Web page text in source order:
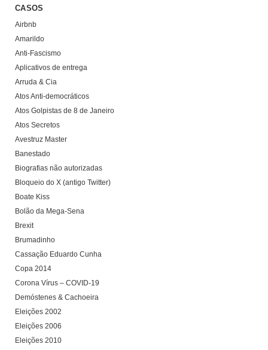
CASOS
Airbnb
Amarildo
Anti-Fascismo
Aplicativos de entrega
Arruda & Cia
Atos Anti-democráticos
Atos Golpistas de 8 de Janeiro
Atos Secretos
Avestruz Master
Banestado
Biografias não autorizadas
Bloqueio do X (antigo Twitter)
Boate Kiss
Bolão da Mega-Sena
Brexit
Brumadinho
Cassação Eduardo Cunha
Copa 2014
Corona Vírus – COVID-19
Demóstenes & Cachoeira
Eleições 2002
Eleições 2006
Eleições 2010